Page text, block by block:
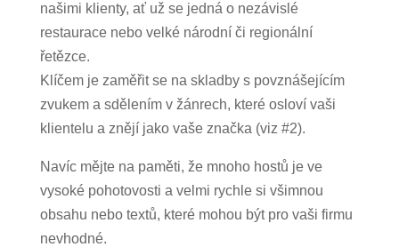
našimi klienty, ať už se jedná o nezávislé
restaurace nebo velké národní či regionální
řetězce.
Klíčem je zaměřit se na skladby s povznášejícím
zvukem a sdělením v žánrech, které osloví vaši
klientelu a znějí jako vaše značka (viz #2).
Navíc mějte na paměti, že mnoho hostů je ve
vysoké pohotovosti a velmi rychle si všimnou
obsahu nebo textů, které mohou být pro vaši firmu
nevhodné.